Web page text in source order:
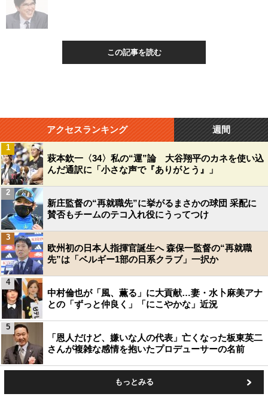
この記事を読む
アクセスランキング 週間
萩本欽一〈34〉私の“運”論 大谷翔平のカネを使い込
んだ通訳に「小さな声で『ありがとう』」
1
新庄監督の“再就職先”に挙がるまさかの球団 采配に
賛否もチームのテコ入れ役にうってつけ
2
欧州初の日本人指揮官誕生へ 森保一監督の“再就職
先”は「ベルギー1部の日系クラブ」一択か
3
中村倫也が「風、薫る」に大貢献…妻・水卜麻美アナ
との「ずっと仲良く」「にこやかな」近況
4
「恩人だけど、嫌いな人の代表」亡くなった板東英二
さんが複雑な感情を抱いたプロデューサーの名前
5
もっとみる